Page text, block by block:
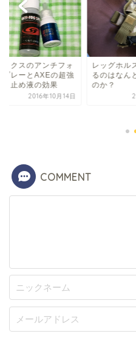
ラクスのアンチフォ
プレーとAXEの超強
り止め液の効果
2016年10月14日
レッグホル
るのはなん
のか？
COMMENT